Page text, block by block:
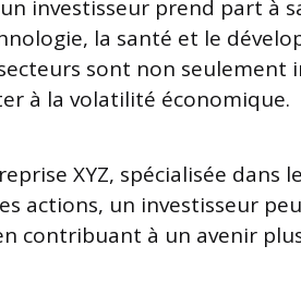
investisseur prend part à
la santé et le
sont non seulement
à la volatilité économique.
XYZ, spécialisée dans
actions, un investisseur
contribuant à un avenir